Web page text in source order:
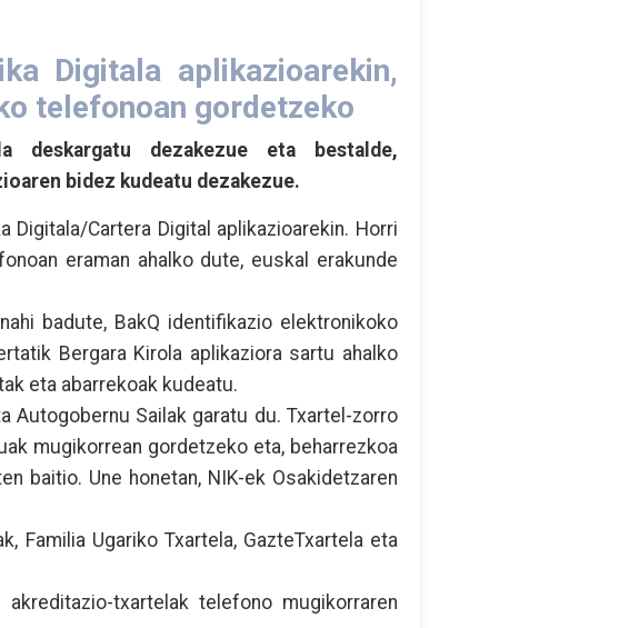
Digitala aplikazioarekin,
telefonoan gordetzeko
deskargatu dezakezue eta bestalde,
bidez kudeatu dezakezue.
Digitala/Cartera Digital aplikazioarekin. Horri
eraman ahalko dute, euskal erakunde
badute, BakQ identifikazio elektronikoko
Bergara Kirola aplikaziora sartu ahalko
eta abarrekoak kudeatu.
Autogobernu Sailak garatu du. Txartel-zorro
mugikorrean gordetzeko eta, beharrezkoa
baitio. Une honetan, NIK-ek Osakidetzaren
Familia Ugariko Txartela, GazteTxartela eta
txartelak telefono mugikorraren